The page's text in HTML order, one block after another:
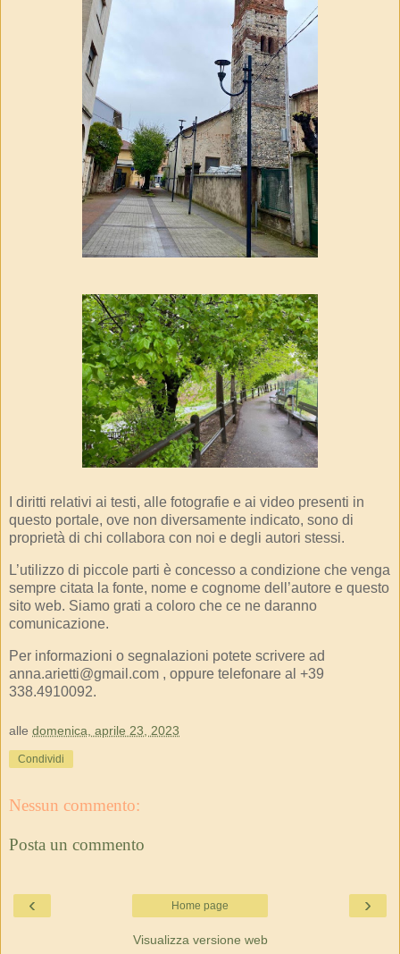
I diritti relativi ai testi, alle fotografie e ai video presenti in
questo portale, ove non diversamente indicato, sono di
proprietà di chi collabora con noi e degli autori stessi.
L’utilizzo di piccole parti è concesso a condizione che venga
sempre citata la fonte, nome e cognome dell’autore e questo
sito web. Siamo grati a coloro che ce ne daranno
comunicazione.
Per informazioni o segnalazioni potete scrivere ad
anna.arietti@gmail.com , oppure telefonare al +39
338.4910092.
alle domenica, aprile 23, 2023
Condividi
Nessun commento:
Posta un commento
‹ ›
Home page
Visualizza versione web